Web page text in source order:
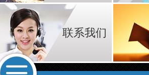
联系我们